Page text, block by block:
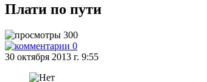
Плати по пути
300
0
30 октября 2013 г. 9:55